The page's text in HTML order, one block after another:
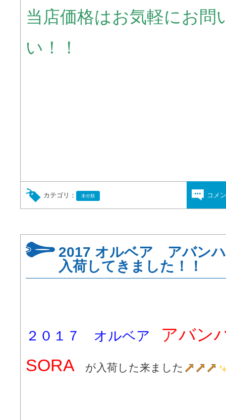
当店価格はお気軽にお問
い！！
カテゴリ： 未分類 コメ
2017 オルベア アバン
入荷してきました！！
２０１７ オルベア
アバン
SORA が入荷した来ました